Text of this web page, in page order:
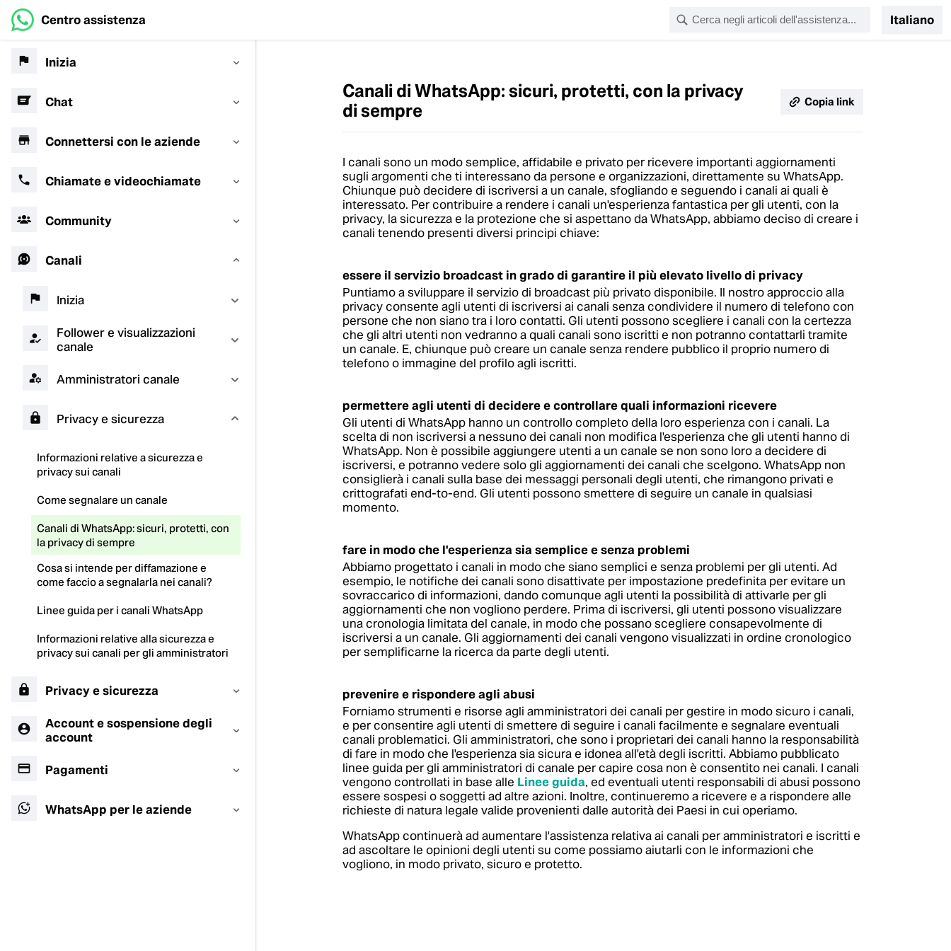
Centro assistenza Italiano
Inizia
Chat
Connettersi con le aziende
Chiamate e videochiamate
Community
Canali
Inizia
Follower e visualizzazioni
canale
Amministratori canale
Privacy e sicurezza
Informazioni relative a sicurezza e
privacy sui canali
Come segnalare un canale
Canali di WhatsApp: sicuri, protetti, con
la privacy di sempre
Cosa si intende per diffamazione e
come faccio a segnalarla nei canali?
Linee guida per i canali WhatsApp
Informazioni relative alla sicurezza e
privacy sui canali per gli amministratori
Privacy e sicurezza
Account e sospensione degli
account
Pagamenti
WhatsApp per le aziende
Canali di WhatsApp: sicuri, protetti, con la privacy
di sempre
Copia link
I canali sono un modo semplice, affidabile e privato per ricevere importanti aggiornamenti
sugli argomenti che ti interessano da persone e organizzazioni, direttamente su WhatsApp.
Chiunque può decidere di iscriversi a un canale, sfogliando e seguendo i canali ai quali è
interessato. Per contribuire a rendere i canali un'esperienza fantastica per gli utenti, con la
privacy, la sicurezza e la protezione che si aspettano da WhatsApp, abbiamo deciso di creare i
canali tenendo presenti diversi principi chiave:
essere il servizio broadcast in grado di garantire il più elevato livello di privacy
Puntiamo a sviluppare il servizio di broadcast più privato disponibile. Il nostro approccio alla
privacy consente agli utenti di iscriversi ai canali senza condividere il numero di telefono con
persone che non siano tra i loro contatti. Gli utenti possono scegliere i canali con la certezza
che gli altri utenti non vedranno a quali canali sono iscritti e non potranno contattarli tramite
un canale. E, chiunque può creare un canale senza rendere pubblico il proprio numero di
telefono o immagine del profilo agli iscritti.
permettere agli utenti di decidere e controllare quali informazioni ricevere
Gli utenti di WhatsApp hanno un controllo completo della loro esperienza con i canali. La
scelta di non iscriversi a nessuno dei canali non modifica l'esperienza che gli utenti hanno di
WhatsApp. Non è possibile aggiungere utenti a un canale se non sono loro a decidere di
iscriversi, e potranno vedere solo gli aggiornamenti dei canali che scelgono. WhatsApp non
consiglierà i canali sulla base dei messaggi personali degli utenti, che rimangono privati e
crittografati end-to-end. Gli utenti possono smettere di seguire un canale in qualsiasi
momento.
fare in modo che l'esperienza sia semplice e senza problemi
Abbiamo progettato i canali in modo che siano semplici e senza problemi per gli utenti. Ad
esempio, le notifiche dei canali sono disattivate per impostazione predefinita per evitare un
sovraccarico di informazioni, dando comunque agli utenti la possibilità di attivarle per gli
aggiornamenti che non vogliono perdere. Prima di iscriversi, gli utenti possono visualizzare
una cronologia limitata del canale, in modo che possano scegliere consapevolmente di
iscriversi a un canale. Gli aggiornamenti dei canali vengono visualizzati in ordine cronologico
per semplificarne la ricerca da parte degli utenti.
prevenire e rispondere agli abusi
Forniamo strumenti e risorse agli amministratori dei canali per gestire in modo sicuro i canali,
e per consentire agli utenti di smettere di seguire i canali facilmente e segnalare eventuali
canali problematici. Gli amministratori, che sono i proprietari dei canali hanno la responsabilità
di fare in modo che l'esperienza sia sicura e idonea all'età degli iscritti. Abbiamo pubblicato
linee guida per gli amministratori di canale per capire cosa non è consentito nei canali. I canali
vengono controllati in base alle Linee guida, ed eventuali utenti responsabili di abusi possono
essere sospesi o soggetti ad altre azioni. Inoltre, continueremo a ricevere e a rispondere alle
richieste di natura legale valide provenienti dalle autorità dei Paesi in cui operiamo.
WhatsApp continuerà ad aumentare l'assistenza relativa ai canali per amministratori e iscritti e
ad ascoltare le opinioni degli utenti su come possiamo aiutarli con le informazioni che
vogliono, in modo privato, sicuro e protetto.